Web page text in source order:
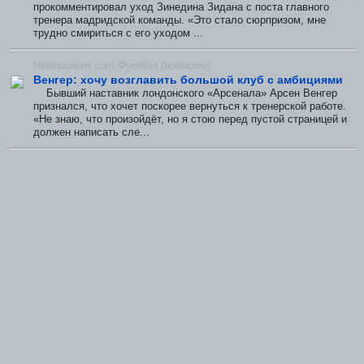
прокомментировал уход Зинедина Зидана с поста главного
тренера мадридской команды. «Это стало сюрпризом, мне
трудно смириться с его уходом ...
Чемпионат.com Футбол (новости)
Венгер: хочу возглавить большой клуб с амбициями
Бывший наставник лондонского «Арсенала» Арсен Венгер
признался, что хочет поскорее вернуться к тренерской работе.
«Не знаю, что произойдёт, но я стою перед пустой страницей и
должен написать сле...